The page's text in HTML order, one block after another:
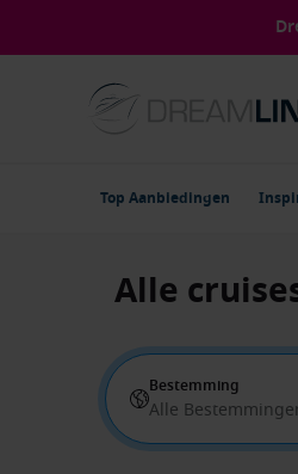
Top Aanbiedingen
Alle
Bestemming
Alle